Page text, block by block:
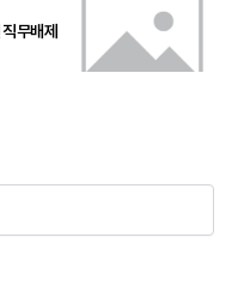
무배제